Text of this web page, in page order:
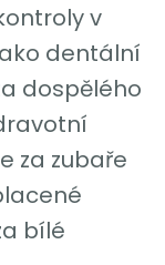
v
dentální
dospělého
za zubaře
bílé